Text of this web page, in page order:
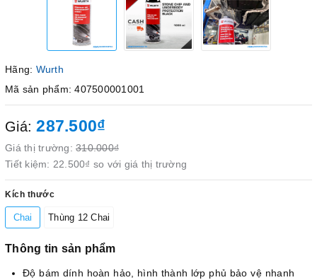
Hãng: Wurth
Mã sản phẩm: 407500001001
Giá:287.500₫
Giá thị trường: 310.000₫
Tiết kiệm: 22.500₫ so với giá thị trường
Kích thước
Chai Thùng 12 Chai
Thông tin sản phẩm
Độ bám dính hoàn hảo, hình thành lớp phủ bảo vệ nhanh